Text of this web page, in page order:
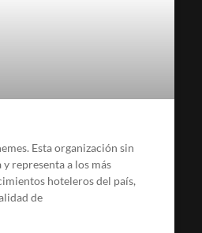
Esta organización sin
representa a los más
hoteleros del país,
de